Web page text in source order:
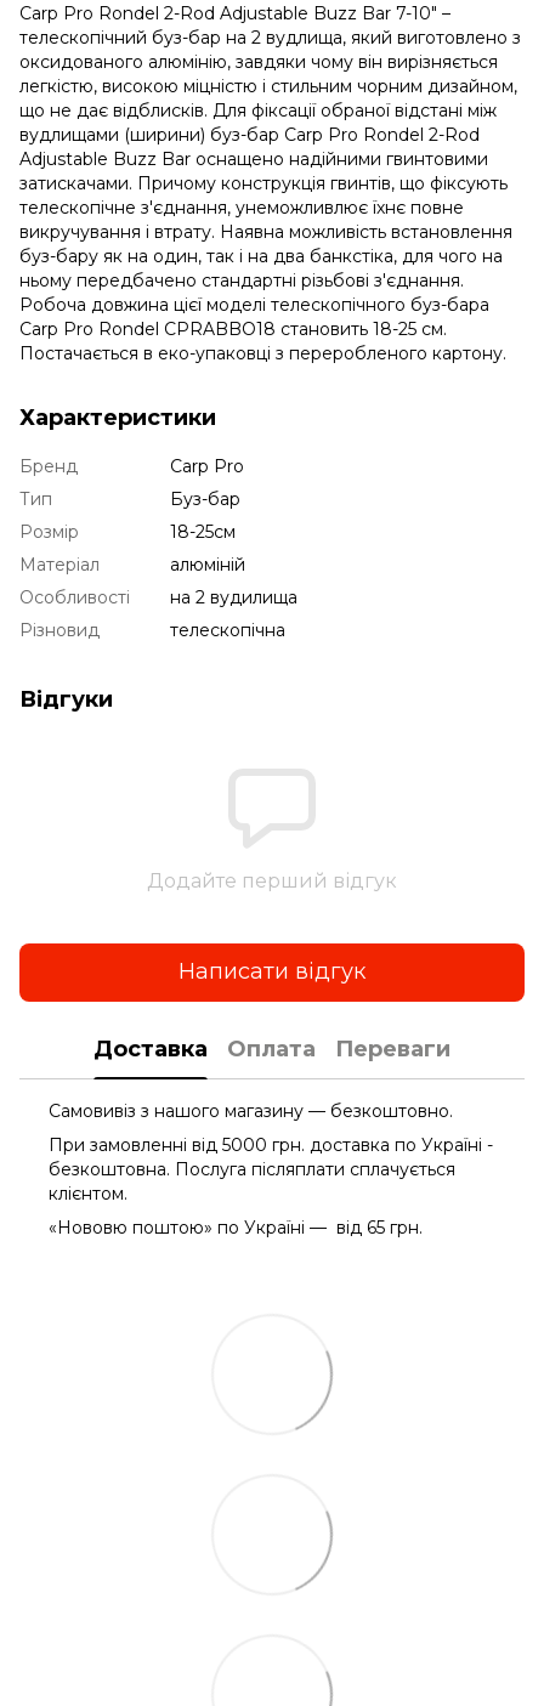
Carp Pro Rondel 2-Rod Adjustable Buzz Bar 7-10" –
телескопічний буз-бар на 2 вудлища, який виготовлено з
оксидованого алюмінію, завдяки чому він вирізняється
легкістю, високою міцністю і стильним чорним дизайном,
що не дає відблисків. Для фіксації обраної відстані між
вудлищами (ширини) буз-бар Carp Pro Rondel 2-Rod
Adjustable Buzz Bar оснащено надійними гвинтовими
затискачами. Причому конструкція гвинтів, що фіксують
телескопічне з'єднання, унеможливлює їхнє повне
викручування і втрату. Наявна можливість встановлення
буз-бару як на один, так і на два банкстіка, для чого на
ньому передбачено стандартні різьбові з'єднання.
Робоча довжина цієї моделі телескопічного буз-бара
Carp Pro Rondel CPRABBO18 становить 18-25 см.
Постачається в еко-упаковці з переробленого картону.
Характеристики
Бренд
Carp Pro
Тип
Буз-бар
Розмір
18-25см
Матеріал
алюміній
Особливості
на 2 вудилища
Різновид
телескопічна
Відгуки
Додайте перший відгук
Написати відгук
Доставка Оплата Переваги
Самовивіз з нашого магазину — безкоштовно.
При замовленні від 5000 грн. доставка по Україні -
безкоштовна. Послуга післяплати сплачується
клієнтом.
«Нововю поштою» по Україні — від 65 грн.